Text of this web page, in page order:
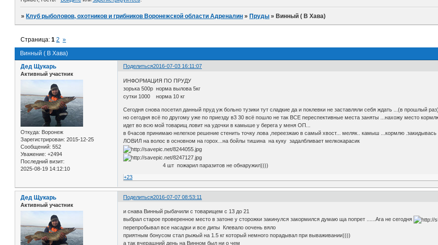
» Клуб рыболовов, охотников и грибников Воронежской области Адреналин » Пруды » Винный ( В Хава)
Винный ( В Хава)
Страница:1 2 »
Поделиться2016-07-03 16:11:07
Дед Щукарь
Активный участник
Откуда: Воронеж
Зарегистрирован: 2015-12-25
Сообщений: 552
Уважение: +2494
Последний визит:
2025-08-19 14:12:10
ИНФОРМАЦИЯ ПО ПРУДУ
зорька 500р норма вылова 5кг
сутки 1000 норма 10 кг
Сегодня снова посетил данный пруд уж больно тузики тут сладкие да и поклевки не заставляли себя ждать ...(в прошлый
но сегодня всё по другому уже по приезду в3 30 всё пошло не так ВСЕ переспективные места заняты ...нахожу место
идет во всю мой товарищ ловит на удочки в камыше у берега у меня ОП...
в 6часов принимаю нелегкое решение стенить точку лова ,переезжаю в самый хвост... меляк.. камыш ...кормлю
ЛОВИЛ на волос в основном на горох...на бойлы тишина на куку задалбливает мелкокарасик
4 шт пожарил паразитов не обнаружил))))
+23
Поделиться2016-07-07 08:53:11
Дед Щукарь
Активный участник
и снава Винный рыбачили с товарищем с 13 до 21
выбрал старое проверенное место в затоне у сторожки закинулся закормился думаю ща попрет ......Ага не сегодня
перепробывал все насадки и все дипы Клевало оочень вяло
приятным бонусом стал рыжый на 1.5 кг который немного порадывал при вываживании))))
а так вчерашний день на Винном был ни о чем